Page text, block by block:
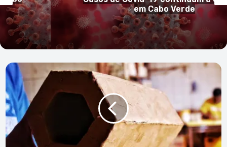
covid-19 nas últimas 24h
URDI:
Peça
“Barro
Fresco”
vence
concurso
de
design